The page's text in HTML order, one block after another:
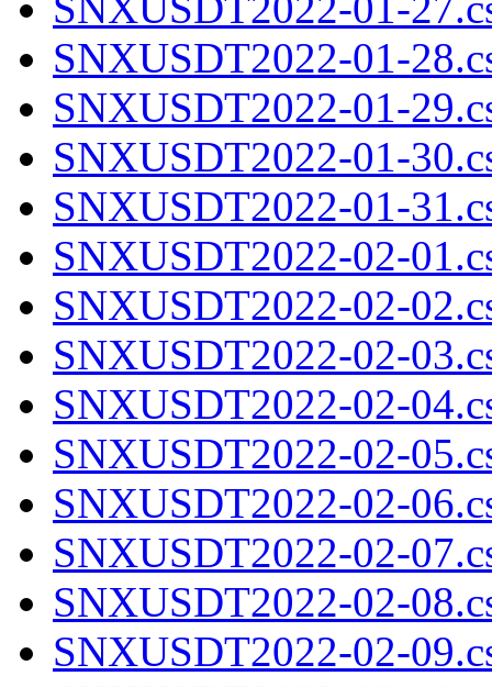
SNXUSDT2022-01-
SNXUSDT2022-01-
SNXUSDT2022-01-
SNXUSDT2022-01-
SNXUSDT2022-02-
SNXUSDT2022-02-
SNXUSDT2022-02-
SNXUSDT2022-02-
SNXUSDT2022-02-
SNXUSDT2022-02-
SNXUSDT2022-02-
SNXUSDT2022-02-
SNXUSDT2022-02-